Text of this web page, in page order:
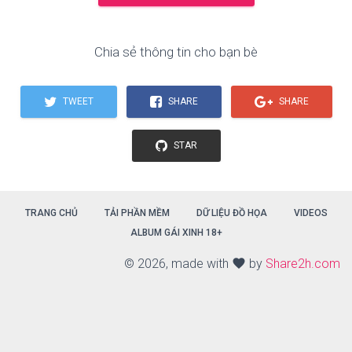
Chia sẻ thông tin cho bạn bè
TWEET SHARE SHARE
STAR
TRANG CHỦ TẢI PHẦN MỀM DỮ LIỆU ĐỒ HỌA
VIDEOS
ALBUM GÁI XINH 18+
© 2026, made with favorite by Share2h.com